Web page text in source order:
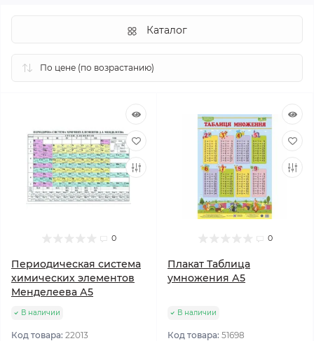
Каталог
0
Периодическая система
химических элементов
Менделеева А5
В наличии
Код товара: 22013
0
Плакат Таблица
умножения А5
В наличии
Код товара: 51698